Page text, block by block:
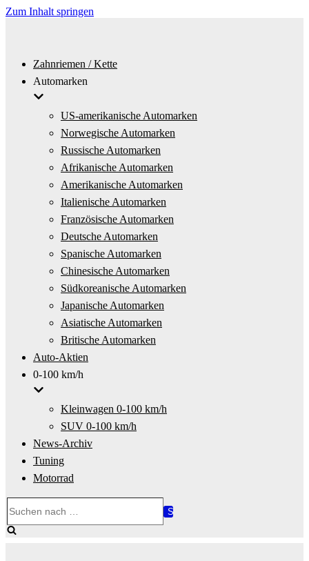
Zum Inhalt springen
Zahnriemen / Kette
Automarken
US-amerikanische Automarken
Norwegische Automarken
Russische Automarken
Afrikanische Automarken
Amerikanische Automarken
Italienische Automarken
Französische Automarken
Deutsche Automarken
Spanische Automarken
Chinesische Automarken
Südkoreanische Automarken
Japanische Automarken
Asiatische Automarken
Britische Automarken
Auto-Aktien
0-100 km/h
Kleinwagen 0-100 km/h
SUV 0-100 km/h
News-Archiv
Tuning
Motorrad
nach …